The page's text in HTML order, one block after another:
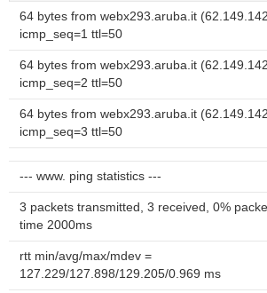
64 bytes from webx293.aruba.it
icmp_seq=1 ttl=50
64 bytes from webx293.aruba.it
icmp_seq=2 ttl=50
64 bytes from webx293.aruba.it
icmp_seq=3 ttl=50
--- www. ping statistics ---
3 packets transmitted, 3 received, 0%
time 2000ms
rtt min/avg/max/mdev =
127.229/127.898/129.205/0.969 ms